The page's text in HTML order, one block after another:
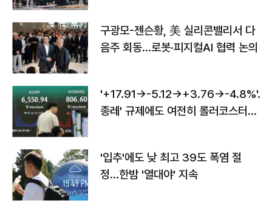
구광모-젠슨황, 美 실리콘밸리서 다
음주 회동…로봇·피지컬AI 협력 논의
'+17.91→-5.12→+3.76→-4.8%'…'
종레' 규제에도 여전히 롤러코스터
'입추'에도 낮 최고 39도 폭염 절
정…한밤 '열대야' 지속